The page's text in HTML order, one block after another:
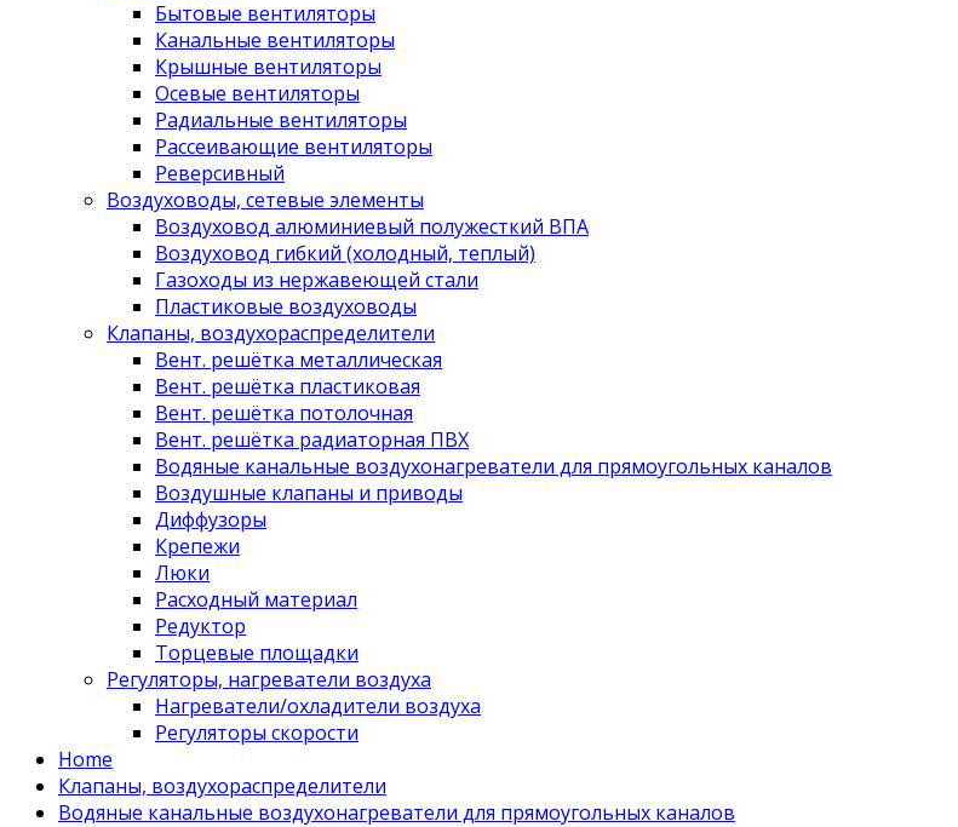
Бытовые вентиляторы
Канальные вентиляторы
Крышные вентиляторы
Осевые вентиляторы
Радиальные вентиляторы
Рассеивающие вентиляторы
Реверсивный
Воздуховоды, сетевые элементы
Воздуховод алюминиевый полужесткий ВПА
Воздуховод гибкий (холодный, теплый)
Газоходы из нержавеющей стали
Пластиковые воздуховоды
Клапаны, воздухораспределители
Вент. решётка металлическая
Вент. решётка пластиковая
Вент. решётка потолочная
Вент. решётка радиаторная ПВХ
Водяные канальные воздухонагреватели для прямоугольных каналов
Воздушные клапаны и приводы
Диффузоры
Крепежи
Люки
Расходный материал
Редуктор
Торцевые площадки
Регуляторы, нагреватели воздуха
Нагреватели/охладители воздуха
Регуляторы скорости
Home
Клапаны, воздухораспределители
Водяные канальные воздухонагреватели для прямоугольных каналов